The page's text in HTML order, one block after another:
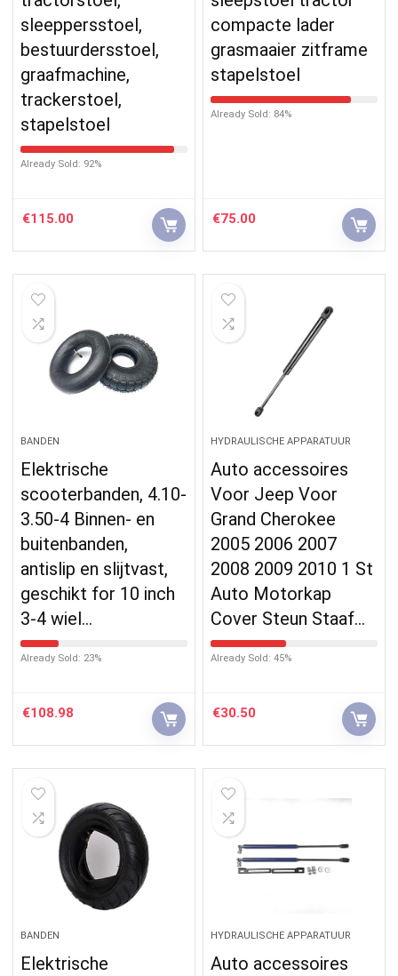
sleeppersstoel,
bestuurdersstoel,
graafmachine,
trackerstoel,
stapelstoel
Already Sold: 92%
€115.00
compacte lader
grasmaaier zitframe
stapelstoel
Already Sold: 84%
€75.00
BANDEN
Elektrische
scooterbanden, 4.10-
3.50-4 Binnen- en
buitenbanden,
antislip en slijtvast,
geschikt for 10 inch
3-4 wiel…
Already Sold: 23%
€108.98
HYDRAULISCHE APPARATUUR
Auto accessoires
Voor Jeep Voor
Grand Cherokee
2005 2006 2007
2008 2009 2010 1 St
Auto Motorkap
Cover Steun Staaf…
Already Sold: 45%
€30.50
BANDEN
Elektrische
HYDRAULISCHE APPARATUUR
Auto accessoires